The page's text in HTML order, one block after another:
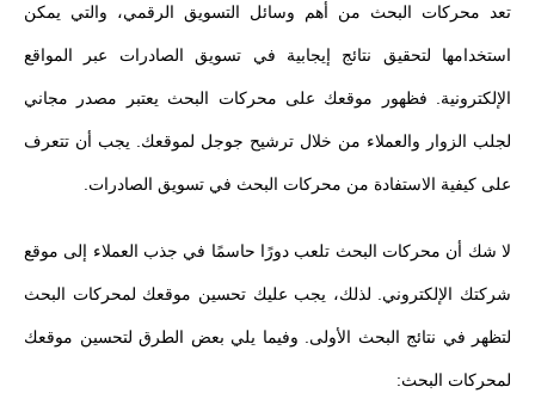
تعد محركات البحث من أهم وسائل التسويق الرقمي، والتي يمكن
استخدامها لتحقيق نتائج إيجابية في تسويق الصادرات عبر المواقع
الإلكترونية. فظهور موقعك على محركات البحث يعتبر مصدر مجاني
لجلب الزوار والعملاء من خلال ترشيح جوجل لموقعك. يجب أن تتعرف
على كيفية الاستفادة من محركات البحث في تسويق الصادرات.
لا شك أن محركات البحث تلعب دورًا حاسمًا في جذب العملاء إلى موقع
شركتك الإلكتروني. لذلك، يجب عليك تحسين موقعك لمحركات البحث
لتظهر في نتائج البحث الأولى. وفيما يلي بعض الطرق لتحسين موقعك
لمحركات البحث: